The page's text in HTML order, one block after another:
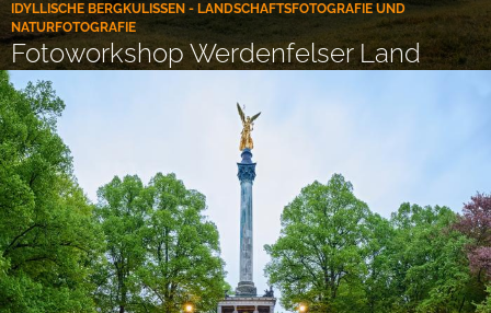
IDYLLISCHE BERGKULISSEN - LANDSCHAFTSFOTOGRAFIE UND
NATURFOTOGRAFIE
Fotoworkshop Werdenfelser Land